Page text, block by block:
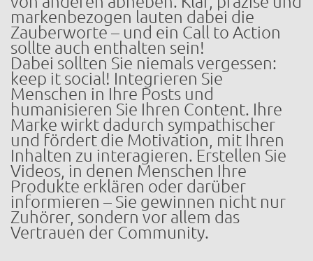
markenbezogen lauten dabei die
Zauberworte – und ein Call to Action
sollte auch enthalten sein!
Dabei sollten Sie niemals vergessen:
keep it social! Integrieren Sie
Menschen in Ihre Posts und
humanisieren Sie Ihren Content. Ihre
Marke wirkt dadurch sympathischer
und fördert die Motivation, mit Ihren
Inhalten zu interagieren. Erstellen Sie
Videos, in denen Menschen Ihre
Produkte erklären oder darüber
informieren – Sie gewinnen nicht nur
Zuhörer, sondern vor allem das
Vertrauen der Community.